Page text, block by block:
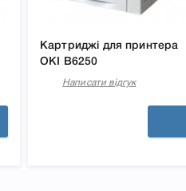
Картриджі для принтера
OKI B6250
Написати відгук